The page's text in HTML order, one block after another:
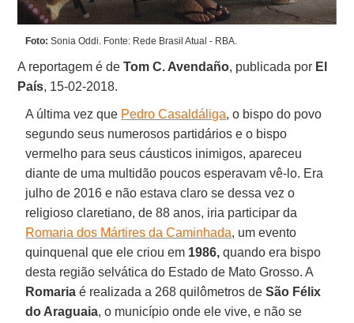
Foto: Sonia Oddi. Fonte: Rede Brasil Atual - RBA.
A reportagem é deTom C. Avendaño, publicada por El
País, 15-02-2018.
A última vez que Pedro Casaldáliga, o bispo do povo
segundo seus numerosos partidários e o bispo
vermelho para seus cáusticos inimigos, apareceu
diante de uma multidão poucos esperavam vê-lo. Era
julho de 2016 e não estava claro se dessa vez o
religioso claretiano, de 88 anos, iria participar da
Romaria dos Mártires da Caminhada, um evento
quinquenal que ele criou em 1986, quando era bispo
desta região selvática do Estado de Mato Grosso. A
Romaria é realizada a 268 quilômetros deSão Félix
do Araguaia, o município onde ele vive, e não se